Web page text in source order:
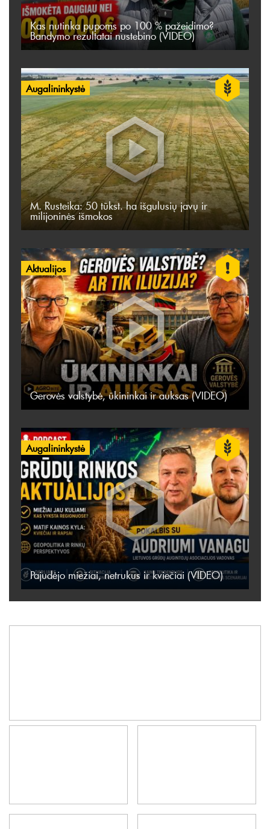
Kas nutinka pupoms po 100 % pažeidimo?
Bandymo rezultatai nustebino (VIDEO)
Augalininkystė
M. Rusteika: 50 tūkst. ha išgulusių javų ir
milijoninės išmokos
Aktualijos
Gerovės valstybė, ūkininkai ir auksas (VIDEO)
Augalininkystė
Pajudėjo miežiai, netrukus ir kviečiai (VIDEO)